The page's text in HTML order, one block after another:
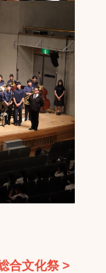
合文化祭 >